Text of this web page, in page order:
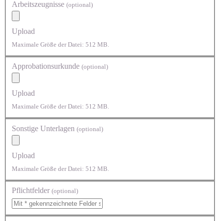
Arbeitszeugnisse (optional)
Upload
Maximale Größe der Datei: 512 MB.
Approbationsurkunde (optional)
Upload
Maximale Größe der Datei: 512 MB.
Sonstige Unterlagen (optional)
Upload
Maximale Größe der Datei: 512 MB.
Pflichtfelder (optional)